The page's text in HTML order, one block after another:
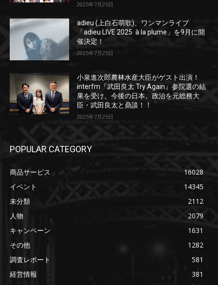
2025年7月25日
adieu (上白石萌歌)、ワンマンライブ
「adieu LIVE 2025 à la plume」を9月に開
催決定！
2025年7月25日
小泉進次郎農林水産大臣がゲスト出演！
interfm『武田良太 Try Again』参院選の結
果を受け、今後の日本、政治を元総務大
臣・武田良太と鼎談！！
2025年7月25日
POPULAR CATEGORY
商品サービス
16028
イベント
14345
未分類
2112
人物
2079
キャンペーン
1631
その他
1282
調査レポート
581
経営情報
381